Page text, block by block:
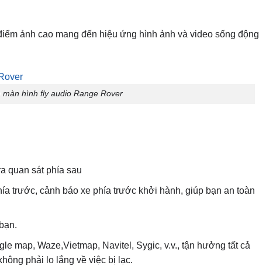
ảnh cao mang đến hiệu ứng hình ảnh và video sống động
hình fly audio Range Rover
quan sát phía sau
trước, cảnh báo xe phía trước khởi hành, giúp bạn an toàn
map, Waze,Vietmap, Navitel, Sygic, v.v., tận hưởng tất cả
phải lo lắng về việc bị lạc.